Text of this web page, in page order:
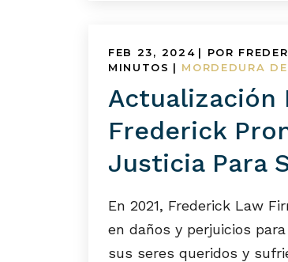
FEB 23, 2024 | POR
MINUTOS | MORDEDURA
Actualización
Frederick
Justicia Para
En 2021, Frederick Law
en daños y perjuicios
sus seres queridos y